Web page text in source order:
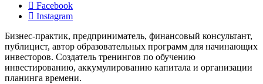
Facebook
Instagram
Бизнес-практик, предприниматель, финансовый консультант,
публицист, автор образовательных программ для начинающих
инвесторов. Создатель тренингов по обучению
инвестированию, аккумулированию капитала и организации
планинга времени.